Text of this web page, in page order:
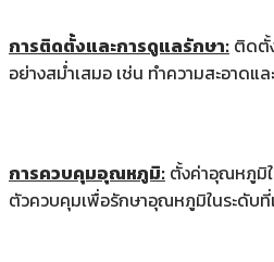
การติดตั้งและการดูแลรักษา: ติดตั้
อย่างสม่ำเสมอ เช่น ทำความสะอาด
การควบคุมอุณหภูมิ: ตั้งค่าอุณหภูมิใ
ตัวควบคุมเพื่อรักษาอุณหภูมิในระดับที่